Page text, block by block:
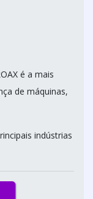
é a mais
de máquinas,
indústrias